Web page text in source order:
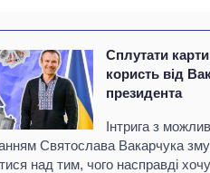
Сплутати
користь від
президента
Інтрига з
Святослава Вакарчука
над тим, чого насправді